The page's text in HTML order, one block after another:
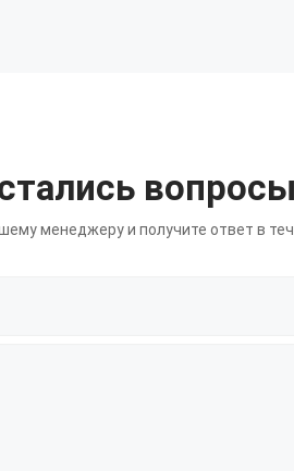
менеджеру и получите ответ в